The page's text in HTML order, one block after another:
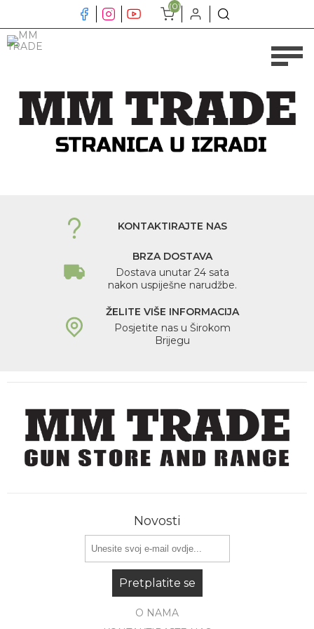
(0)
KONTAKTIRAJTE NAS
BRZA DOSTAVA
Dostava unutar 24 sata
nakon uspiješne narudžbe.
ŽELITE VIŠE INFORMACIJA
Posjetite nas u Širokom
Brijegu
Novosti
Pretplatite se
O NAMA